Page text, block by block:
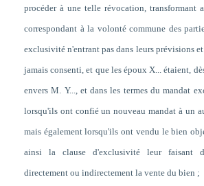
procéder à une telle révocation,
correspondant à la volonté commune des
exclusivité n'entrant pas dans leurs prévisions
jamais consenti, et que les époux X... étaient,
envers M. Y..., et dans les termes du mandat
lorsqu'ils ont confié un nouveau mandat à un
mais également lorsqu'ils ont vendu le bien
ainsi la clause d'exclusivité leur faisant
directement ou indirectement la vente du bien ;